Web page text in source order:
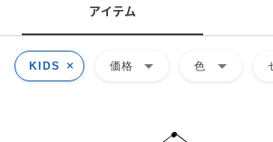
アイテム
KIDS 価格 arrow_drop_down 色 arrow_drop_down